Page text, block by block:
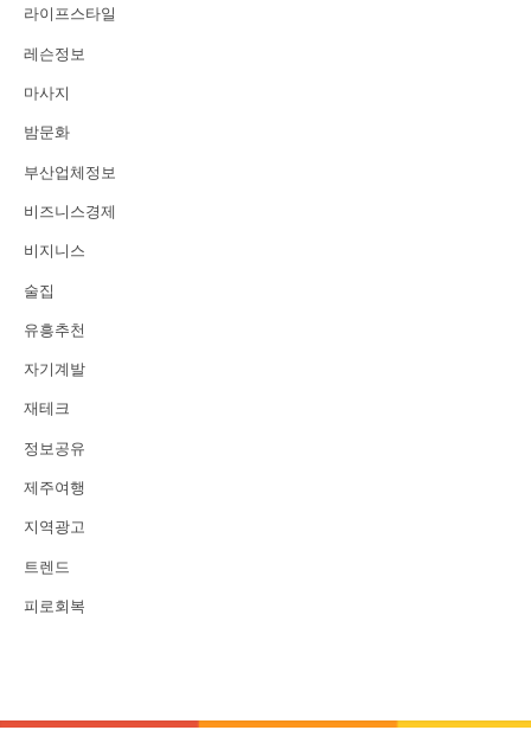
라이프스타일
레슨정보
마사지
밤문화
부산업체정보
비즈니스경제
비지니스
술집
유흥추천
자기계발
재테크
정보공유
제주여행
지역광고
트렌드
피로회복